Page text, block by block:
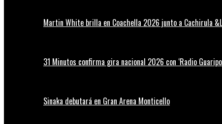
Martin White brilla en Coachella 2026 junto a Cachirula
31 Minutos confirma gira nacional 2026 con ‘Radio
Sinaka debutará en Gran Arena Monticello